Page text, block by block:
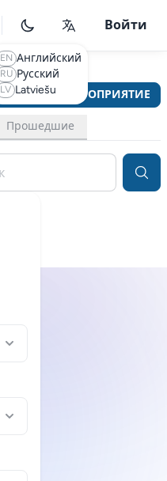
EN Английский
RU Русский
LV Latviešu
Войти
СОЗДАТЬ МЕРОПРИЯТИЕ
Прошедшие